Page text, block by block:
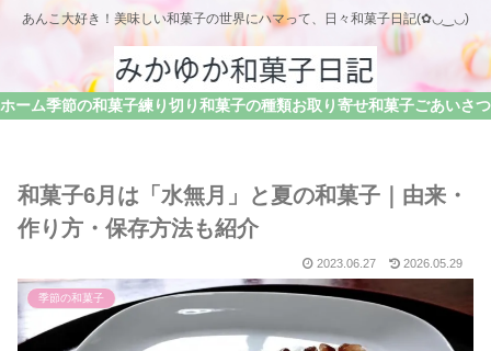
あんこ大好き！美味しい和菓子の世界にハマって、日々和菓子日記(✿◡‿◡)
ホーム季節の和菓子練り切り和菓子の種類お取り寄せ和菓子
和菓子6月は「水無月」と夏の和菓子｜由来・
作り方・保存方法も紹介
2023.06.27 2026.05.29
季節の和菓子